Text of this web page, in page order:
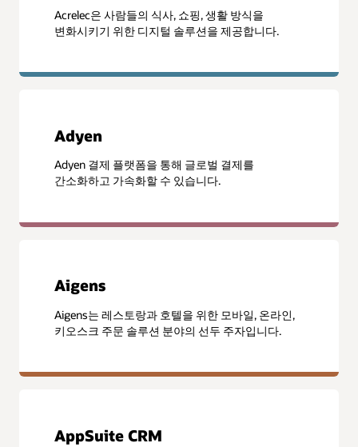
Acrelec은 사람들의 식사, 쇼핑, 생활 방식을
변화시키기 위한 디지털 솔루션을 제공합니다.
Adyen
Adyen 결제 플랫폼을 통해 글로벌 결제를
간소화하고 가속화할 수 있습니다.
Aigens
Aigens는 레스토랑과 호텔을 위한 모바일, 온라인,
키오스크 주문 솔루션 분야의 선두 주자입니다.
AppSuite CRM